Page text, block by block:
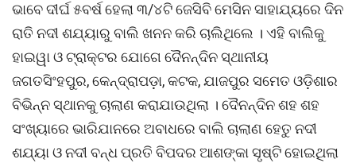
ଭାବେ ଦୀର୍ଘ ୫ବର୍ଷ ହେଲା ୩/୪ଟି ଜେସିବି ମେସିନ ସାହାଯ୍ୟରେ ଦିନ
ରାତି ନଦୀ ଶଯ୍ୟାରୁ ବାଲି ଖନନ କରି ଚାଲିଥିଲେ । ଏହି ବାଲିକୁ
ହାଇୱା ଓ ଟ୍ରାକ୍ଟର ଯୋଗେ ଦୈନନ୍ଦିନ ସ୍ଥାନୀୟ
ଜଗତସିଂହପୁର, କେନ୍ଦ୍ରାପଡ଼ା, କଟକ, ଯାଜପୁର ସମେତ ଓଡ଼ିଶାର
ବିଭିନ୍ନ ସ୍ଥାନକୁ ଚାଲାଣ କରାଯାଉଥିଲା । ଦୈନନ୍ଦିନ ଶହ ଶହ
ସଂଖ୍ୟାରେ ଭାରିଯାନରେ ଅବାଧରେ ବାଲି ଚାଲାଣ ହେତୁ ନଦୀ
ଶଯ୍ୟା ଓ ନଦୀ ବନ୍ଧ ପ୍ରତି ବିପଦର ଆଶଙ୍କା ସୃଷ୍ଟି ହୋଇଥିଲା